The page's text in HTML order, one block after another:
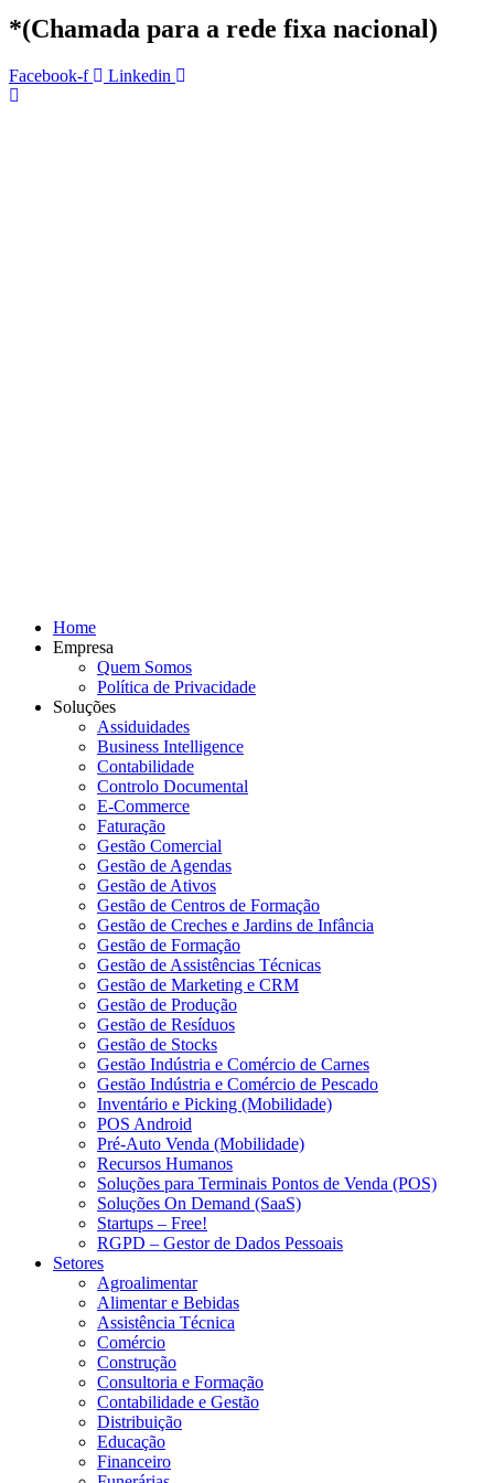
*(Chamada para a rede fixa nacional)
Facebook-f Linkedin
Home
Empresa
Quem Somos
Política de Privacidade
Soluções
Assiduidades
Business Intelligence
Contabilidade
Controlo Documental
E-Commerce
Faturação
Gestão Comercial
Gestão de Agendas
Gestão de Ativos
Gestão de Centros de Formação
Gestão de Creches e Jardins de Infância
Gestão de Formação
Gestão de Assistências Técnicas
Gestão de Marketing e CRM
Gestão de Produção
Gestão de Resíduos
Gestão de Stocks
Gestão Indústria e Comércio de Carnes
Gestão Indústria e Comércio de Pescado
Inventário e Picking (Mobilidade)
POS Android
Pré-Auto Venda (Mobilidade)
Recursos Humanos
Soluções para Terminais Pontos de Venda (POS)
Soluções On Demand (SaaS)
Startups – Free!
RGPD – Gestor de Dados Pessoais
Setores
Agroalimentar
Alimentar e Bebidas
Assistência Técnica
Comércio
Construção
Consultoria e Formação
Contabilidade e Gestão
Distribuição
Educação
Financeiro